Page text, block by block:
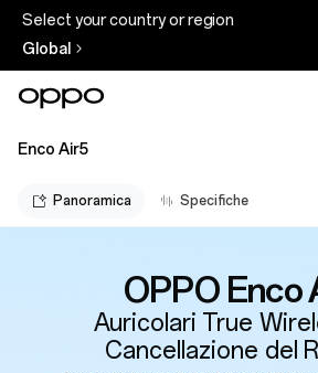
Select your country or region
Global
Enco Air5
Panoramica Specifiche
OPPO Enco
Auricolari True
Cancellazione del